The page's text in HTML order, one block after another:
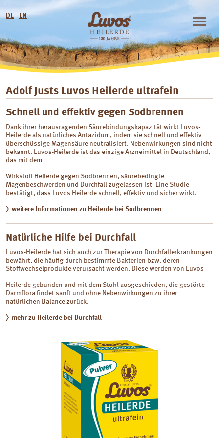
DE EN
Adolf Justs Luvos Heilerde ultrafein
Schnell und effektiv gegen Sodbrennen
Dank ihrer herausragenden Säurebindungskapazität wirkt Luvos-
Heilerde als natürliches Antazidum, indem sie schnell und effektiv
überschüssige Magensäure neutralisiert. Nebenwirkungen sind nicht
bekannt. Luvos-Heilerde ist das einzige Arzneimittel in Deutschland,
das mit dem
Wirkstoff Heilerde gegen Sodbrennen, säurebedingte
Magenbeschwerden und Durchfall zugelassen ist. Eine Studie
bestätigt, dass Luvos Heilerde schnell, effektiv und sicher wirkt.
weitere Informationen zu Heilerde bei Sodbrennen
Natürliche Hilfe bei Durchfall
Luvos-Heilerde hat sich auch zur Therapie von Durchfallerkrankungen
bewährt, die häufig durch bestimmte Bakterien bzw. deren
Stoffwechselprodukte verursacht werden. Diese werden von Luvos-
Heilerde gebunden und mit dem Stuhl ausgeschieden, die gestörte
Darmflora findet sanft und ohne Nebenwirkungen zu ihrer
natürlichen Balance zurück.
mehr zu Heilerde bei Durchfall